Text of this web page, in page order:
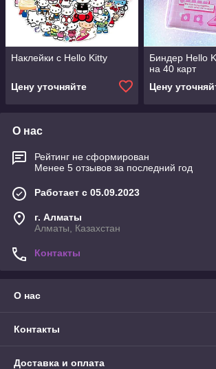
Наклейки с Hello Kitty
Цену уточняйте
Биндер Hello
на 40 карт
Цену
О нас
Рейтинг не сформирован
Менее 5 отзывов за последний год
Работает с 05.09.2023
г. Алматы
Алматы, Казахстан
Контакты
О нас
Контакты
Доставка и оплата